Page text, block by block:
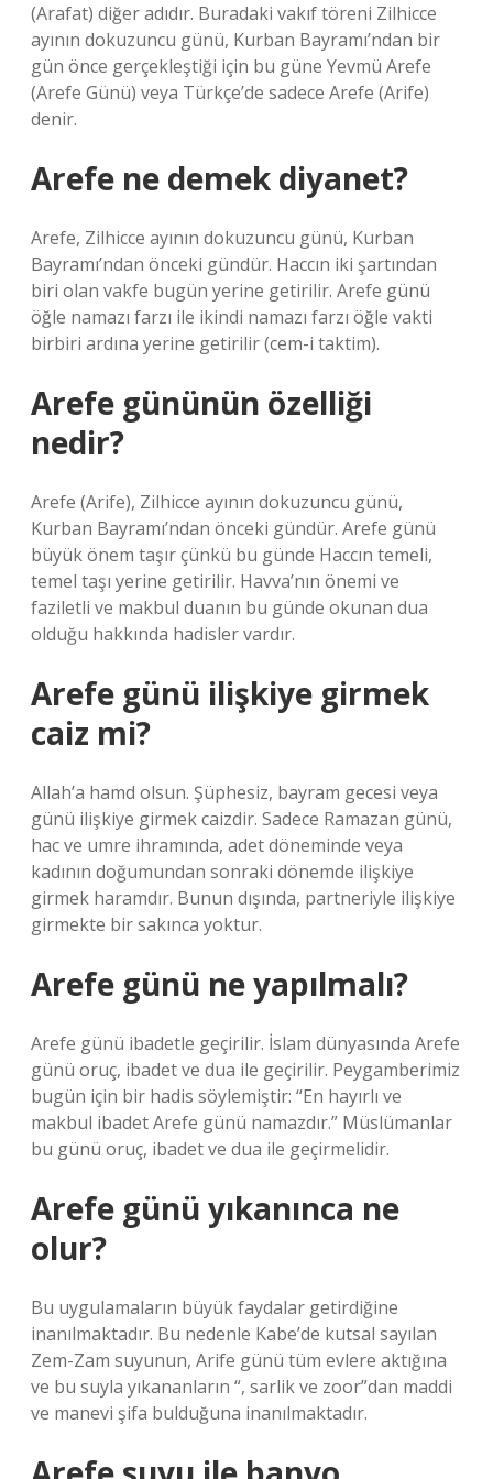
(Arafat) diğer adıdır. Buradaki vakıf töreni Zilhicce
ayının dokuzuncu günü, Kurban Bayramı’ndan bir
gün önce gerçekleştiği için bu güne Yevmü Arefe
(Arefe Günü) veya Türkçe’de sadece Arefe (Arife)
denir.
Arefe ne demek diyanet?
Arefe, Zilhicce ayının dokuzuncu günü, Kurban
Bayramı’ndan önceki gündür. Haccın iki şartından
biri olan vakfe bugün yerine getirilir. Arefe günü
öğle namazı farzı ile ikindi namazı farzı öğle vakti
birbiri ardına yerine getirilir (cem-i taktim).
Arefe gününün özelliği
nedir?
Arefe (Arife), Zilhicce ayının dokuzuncu günü,
Kurban Bayramı’ndan önceki gündür. Arefe günü
büyük önem taşır çünkü bu günde Haccın temeli,
temel taşı yerine getirilir. Havva’nın önemi ve
faziletli ve makbul duanın bu günde okunan dua
olduğu hakkında hadisler vardır.
Arefe günü ilişkiye girmek
caiz mi?
Allah’a hamd olsun. Şüphesiz, bayram gecesi veya
günü ilişkiye girmek caizdir. Sadece Ramazan günü,
hac ve umre ihramında, adet döneminde veya
kadının doğumundan sonraki dönemde ilişkiye
girmek haramdır. Bunun dışında, partneriyle ilişkiye
girmekte bir sakınca yoktur.
Arefe günü ne yapılmalı?
Arefe günü ibadetle geçirilir. İslam dünyasında Arefe
günü oruç, ibadet ve dua ile geçirilir. Peygamberimiz
bugün için bir hadis söylemiştir: “En hayırlı ve
makbul ibadet Arefe günü namazdır.” Müslümanlar
bu günü oruç, ibadet ve dua ile geçirmelidir.
Arefe günü yıkanınca ne
olur?
Bu uygulamaların büyük faydalar getirdiğine
inanılmaktadır. Bu nedenle Kabe’de kutsal sayılan
Zem-Zam suyunun, Arife günü tüm evlere aktığına
ve bu suyla yıkananların “, sarlik ve zoor”dan maddi
ve manevi şifa bulduğuna inanılmaktadır.